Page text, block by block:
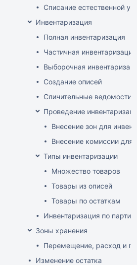
Списание естественной
Инвентаризация
Полная инвентаризация
Частичная инвентаризация
Выборочная
Создание описей
Сличительные ведомости
Проведение
Внесение зон для
Внесение комиссии для
Типы инвентаризации
Множество товаров
Товары из описей
Товары по остаткам
Инвентаризация по партиям
Зоны хранения
Перемещение, расход и
Изменение остатка